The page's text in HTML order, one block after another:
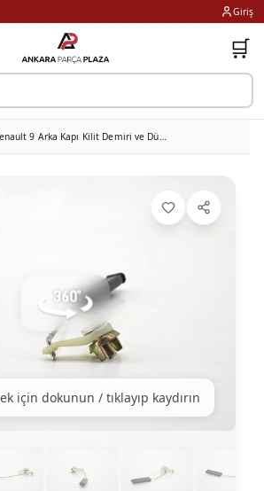
Giriş
🛒
Renault 9 Arka Kapı Kilit Demiri ve Düğmesi Sağ 1997 ve Sonrası Kraftvoll 21032289
loaded. Use mouse drag or arrow